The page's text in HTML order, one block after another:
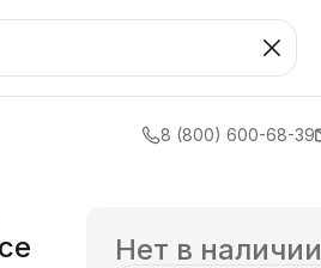
8 (800) 600-68-39
Нет в наличии